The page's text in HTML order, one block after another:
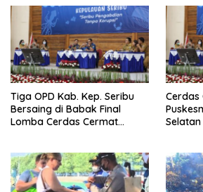
Tiga OPD Kab. Kep. Seribu
Bersaing di Babak Final
Lomba Cerdas Cermat
Cerdas